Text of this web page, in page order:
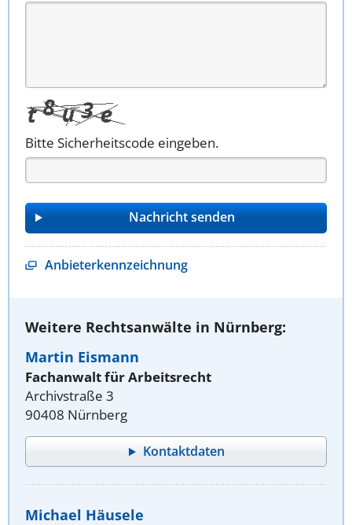
Bitte Sicherheitscode eingeben.
Anbieterkennzeichnung
Weitere Rechtsanwälte in Nürnberg:
Martin Eismann
Fachanwalt für Arbeitsrecht
Archivstraße 3
90408 Nürnberg
Kontaktdaten
Michael Häusele